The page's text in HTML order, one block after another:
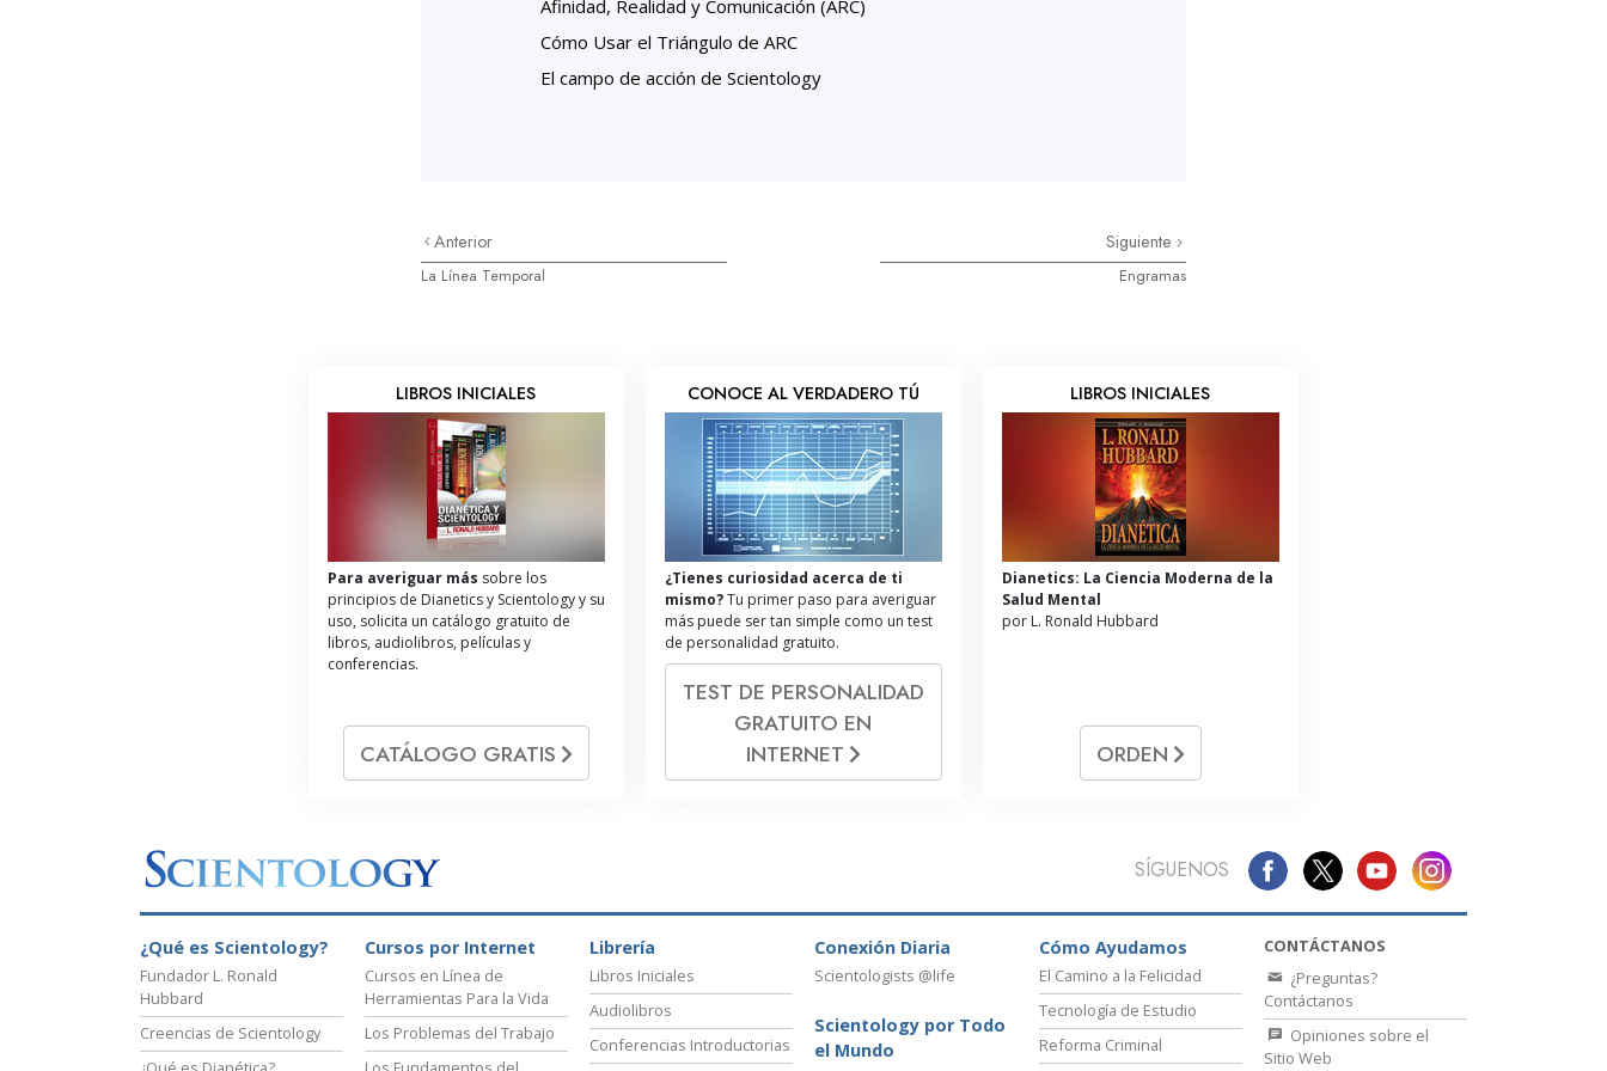
Afinidad, Realidad y Comunicación (ARC)
Cómo Usar el Triángulo de ARC
El campo de acción de Scientology
Anterior
La Línea Temporal
Siguiente
Engramas
LIBROS INICIALES
Para averiguar más sobre los
principios de Dianetics y Scientology y su
uso, solicita un catálogo gratuito de
libros, audiolibros, películas y
conferencias.
CATÁLOGO GRATIS
CONOCE AL VERDADERO TÚ
¿Tienes curiosidad acerca de ti
mismo?Tu primer paso para averiguar
más puede ser tan simple como un test
de personalidad gratuito.
TEST DE PERSONALIDAD
GRATUITO EN
INTERNET
LIBROS INICIALES
Dianetics: La Ciencia Moderna de la
Salud Mental
por L. Ronald Hubbard
ORDEN
SÍGUENOS
¿Qué es Scientology?
Fundador L. Ronald
Hubbard
Creencias de Scientology
Cursos por Internet
Cursos en Línea de
Herramientas Para la Vida
Los Problemas del Trabajo
Librería
Libros Iniciales
Audiolibros
Conferencias Introductorias
Conexión Diaria
Scientologists @life
Scientology por Todo
el Mundo
Cómo Ayudamos
El Camino a la Felicidad
Tecnología de Estudio
Reforma Criminal
CONTÁCTANOS
¿Preguntas?
Contáctanos
Opiniones sobre el
Sitio Web